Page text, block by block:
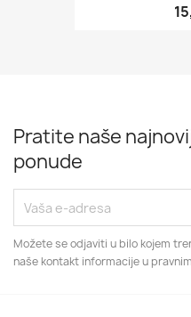
Pratite naše
ponude
Možete se odjaviti u bilo kojem
naše kontakt informacije u